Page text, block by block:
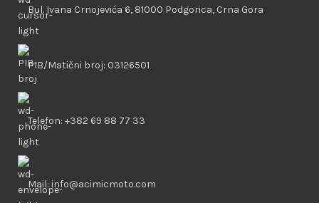
Bul. Ivana Crnojevića 6, 81000 Podgorica, Crna Gora
PIB/Matični broj: 03126501
Telefon: +382 69 88 77 33
Mail: info@acimicmoto.com